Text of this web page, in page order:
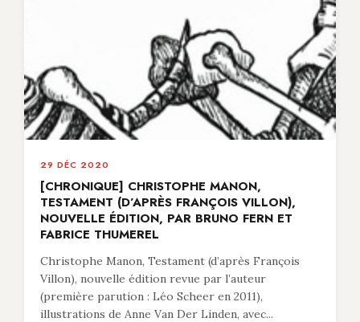
29 DÉC 2020
[CHRONIQUE] CHRISTOPHE MANON,
TESTAMENT (D’APRÈS FRANÇOIS VILLON),
NOUVELLE ÉDITION, PAR BRUNO FERN ET
FABRICE THUMEREL
Christophe Manon, Testament (d’après François
Villon), nouvelle édition revue par l’auteur
(première parution : Léo Scheer en 2011),
illustrations de Anne Van Der Linden, avec...